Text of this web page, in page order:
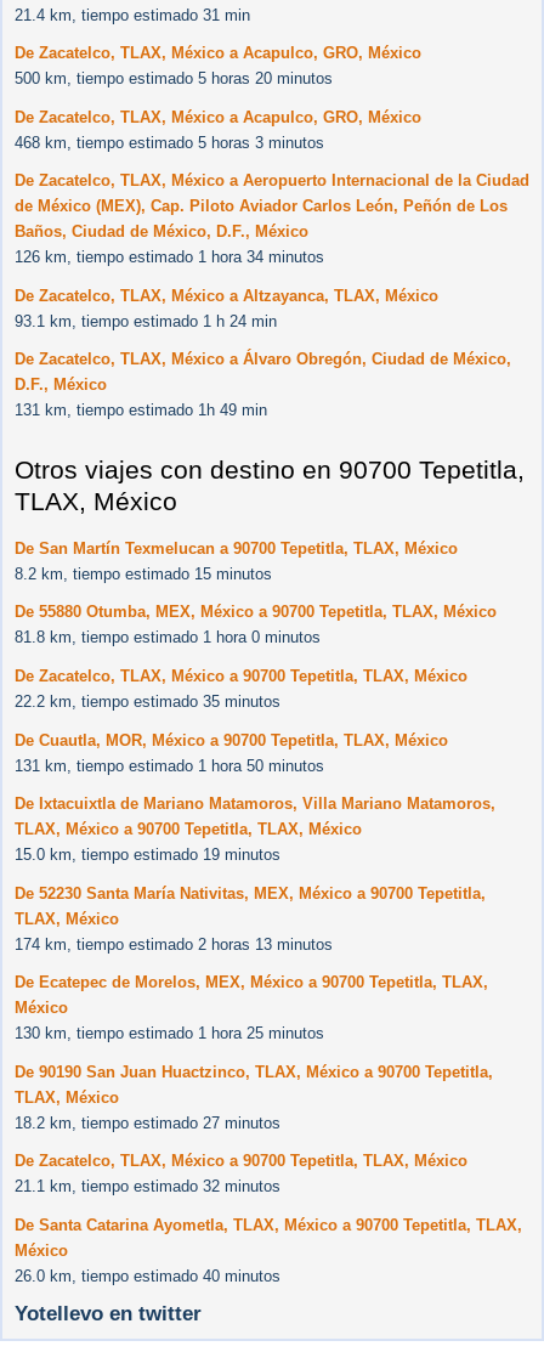
21.4 km, tiempo estimado 31 min
De Zacatelco, TLAX, México a Acapulco, GRO, México
500 km, tiempo estimado 5 horas 20 minutos
De Zacatelco, TLAX, México a Acapulco, GRO, México
468 km, tiempo estimado 5 horas 3 minutos
De Zacatelco, TLAX, México a Aeropuerto Internacional de la Ciudad
de México (MEX), Cap. Piloto Aviador Carlos León, Peñón de Los
Baños, Ciudad de México, D.F., México
126 km, tiempo estimado 1 hora 34 minutos
De Zacatelco, TLAX, México a Altzayanca, TLAX, México
93.1 km, tiempo estimado 1 h 24 min
De Zacatelco, TLAX, México a Álvaro Obregón, Ciudad de México,
D.F., México
131 km, tiempo estimado 1h 49 min
Otros viajes con destino en 90700 Tepetitla,
TLAX, México
De San Martín Texmelucan a 90700 Tepetitla, TLAX, México
8.2 km, tiempo estimado 15 minutos
De 55880 Otumba, MEX, México a 90700 Tepetitla, TLAX, México
81.8 km, tiempo estimado 1 hora 0 minutos
De Zacatelco, TLAX, México a 90700 Tepetitla, TLAX, México
22.2 km, tiempo estimado 35 minutos
De Cuautla, MOR, México a 90700 Tepetitla, TLAX, México
131 km, tiempo estimado 1 hora 50 minutos
De Ixtacuixtla de Mariano Matamoros, Villa Mariano Matamoros,
TLAX, México a 90700 Tepetitla, TLAX, México
15.0 km, tiempo estimado 19 minutos
De 52230 Santa María Nativitas, MEX, México a 90700 Tepetitla,
TLAX, México
174 km, tiempo estimado 2 horas 13 minutos
De Ecatepec de Morelos, MEX, México a 90700 Tepetitla, TLAX,
México
130 km, tiempo estimado 1 hora 25 minutos
De 90190 San Juan Huactzinco, TLAX, México a 90700 Tepetitla,
TLAX, México
18.2 km, tiempo estimado 27 minutos
De Zacatelco, TLAX, México a 90700 Tepetitla, TLAX, México
21.1 km, tiempo estimado 32 minutos
De Santa Catarina Ayometla, TLAX, México a 90700 Tepetitla, TLAX,
México
26.0 km, tiempo estimado 40 minutos
Yotellevo en twitter